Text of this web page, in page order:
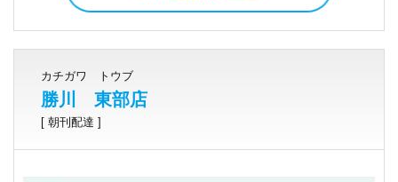
カチガワ トウブ
勝川 東部店
[ 朝刊配達 ]